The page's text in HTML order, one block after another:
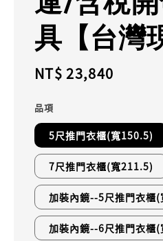
具【台灣
Regular
NT$ 23,840
品項
5尺推門衣櫃(寬150.5)
7尺推門衣櫃(寬211.5)
加裝內鏡--5尺推門衣櫃
加裝內鏡--6尺推門衣櫃